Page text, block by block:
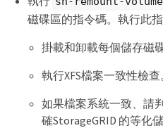
磁碟區的指令碼。執行此
掛載和卸載每個儲存磁
執行XFS檔案一致性檢查
如果檔案系統一致、請
確StorageGRID 的等化